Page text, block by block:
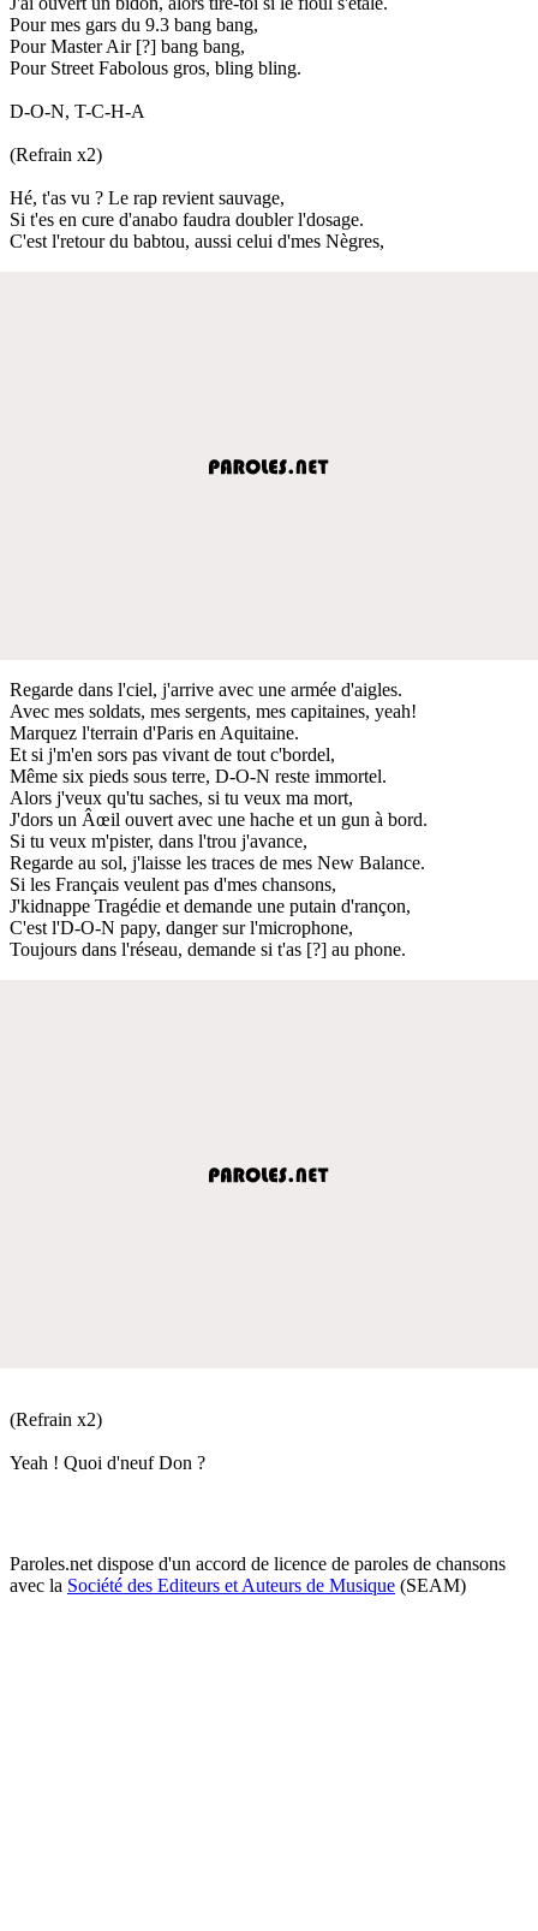
Pour mes gars du 9.3 bang bang,
Pour Master Air [?] bang bang,
Pour Street Fabolous gros, bling bling.
D-O-N, T-C-H-A
(Refrain x2)
Hé, t'as vu ? Le rap revient sauvage,
Si t'es en cure d'anabo faudra doubler l'dosage.
C'est l'retour du babtou, aussi celui d'mes Nègres,
Regarde dans l'ciel, j'arrive avec une armée d'aigles.
Avec mes soldats, mes sergents, mes capitaines, yeah!
Marquez l'terrain d'Paris en Aquitaine.
Et si j'm'en sors pas vivant de tout c'bordel,
Même six pieds sous terre, D-O-N reste immortel.
Alors j'veux qu'tu saches, si tu veux ma mort,
J'dors un Âœil ouvert avec une hache et un gun à bord.
Si tu veux m'pister, dans l'trou j'avance,
Regarde au sol, j'laisse les traces de mes New Balance.
Si les Français veulent pas d'mes chansons,
J'kidnappe Tragédie et demande une putain d'rançon,
C'est l'D-O-N papy, danger sur l'microphone,
Toujours dans l'réseau, demande si t'as [?] au phone.
(Refrain x2)
Yeah ! Quoi d'neuf Don ?
Paroles.net dispose d'un accord de licence de paroles de chansons
avec la Société des Editeurs et Auteurs de Musique (SEAM)